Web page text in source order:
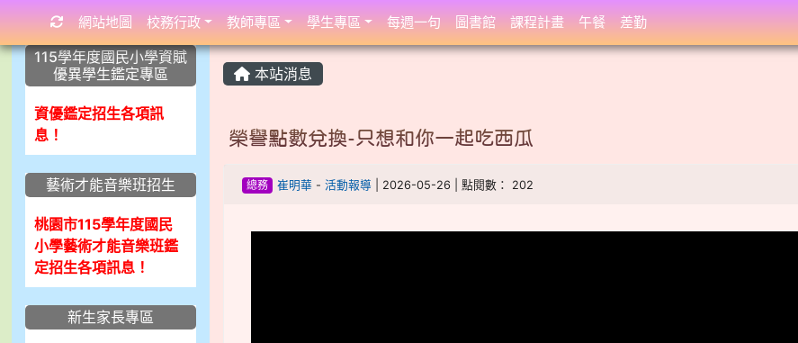
:::
本站消息
榮譽點數兌換-只想和你一起吃西瓜
總務 崔明華- 活動報導| 2026-05-26 | 點閱數： 202
:::115學年度國民小學資賦
優異學生鑑定專區
資優鑑定招生各項訊
息！
藝術才能音樂班招生
桃園市115學年度國民
小學藝術才能音樂班鑑
定招生各項訊息！
新生家長專區
::: 網站地圖 校務行政 教師專區 學生專區 每週一句 圖書館 課程計畫 午餐 差勤